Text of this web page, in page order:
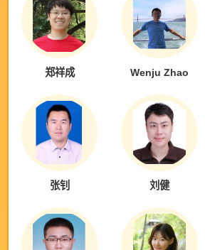
郑祥成 Wenju Zhao
张钊 刘健